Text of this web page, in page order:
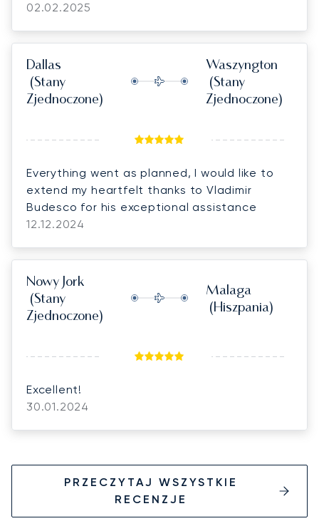
02.02.2025
Dallas
(Stany
Zjednoczone)
Waszyngton
(Stany
Zjednoczone)
Everything went as planned, I would like to
extend my heartfelt thanks to Vladimir
Budesco for his exceptional assistance
12.12.2024
Nowy Jork
(Stany
Zjednoczone)
Malaga
(Hiszpania)
Excellent!
30.01.2024
PRZECZYTAJ WSZYSTKIE
RECENZJE